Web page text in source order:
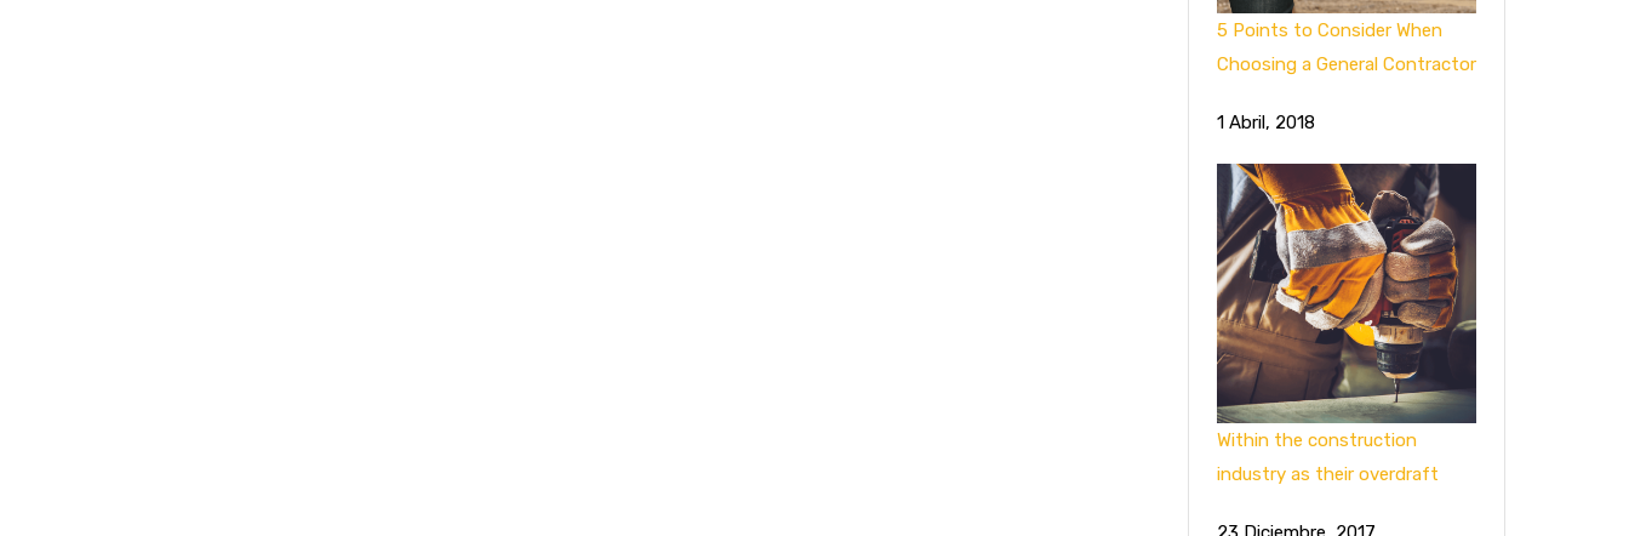
5 Points to Consider When
Choosing a General Contractor
1 Abril, 2018
Within the construction
industry as their overdraft